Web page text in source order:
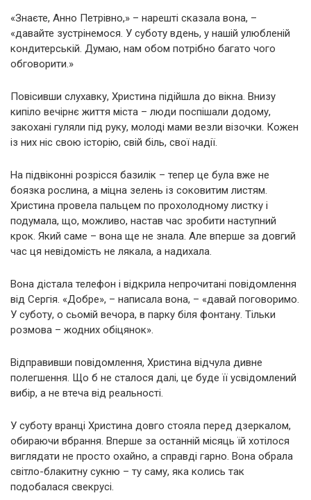
«Знаєте, Анно Петрівно,» – нарешті сказала вона, –
«давайте зустрінемося. У суботу вдень, у нашій улюбленій
кондитерській. Думаю, нам обом потрібно багато чого
обговорити.»
Повісивши слухавку, Христина підійшла до вікна. Внизу
кипіло вечірнє життя міста – люди поспішали додому,
закохані гуляли під руку, молоді мами везли візочки. Кожен
із них ніс свою історію, свій біль, свої надії.
На підвіконні розрісся базилік – тепер це була вже не
боязка рослина, а міцна зелень із соковитим листям.
Христина провела пальцем по прохолодному листку і
подумала, що, можливо, настав час зробити наступний
крок. Який саме – вона ще не знала. Але вперше за довгий
час ця невідомість не лякала, а надихала.
Вона дістала телефон і відкрила непрочитані повідомлення
від Сергія. «Добре», – написала вона, – «давай поговоримо.
У суботу, о сьомій вечора, в парку біля фонтану. Тільки
розмова – жодних обіцянок».
Відправивши повідомлення, Христина відчула дивне
полегшення. Що б не сталося далі, це буде її усвідомлений
вибір, а не втеча від реальності.
У суботу вранці Христина довго стояла перед дзеркалом,
обираючи вбрання. Вперше за останній місяць їй хотілося
виглядати не просто охайно, а справді гарно. Вона обрала
світло-блакитну сукню – ту саму, яка колись так
подобалася свекрусі.